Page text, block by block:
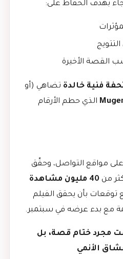
جاء بهدف الحفاظ على:
القصة الأخيرة
فنية خالدة تضاهي (أو
الذي حطم الأرقام
مواقع التواصل، وحقّق
من
40 مليون مشاهدة
توقعات بأن يحقق الفيلم
مع بدء عرضه في سبتمبر.
مجرد ختام قصة، بل
الأنمي